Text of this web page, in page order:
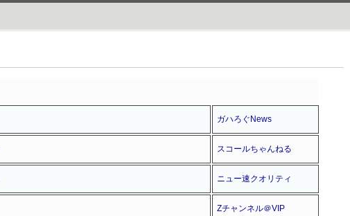
ガハろぐNews
スコールちゃんねる
ニュー速クオリティ
Zチャンネル＠VIP